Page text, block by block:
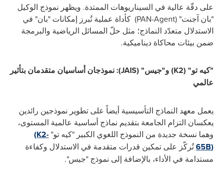
على دقّة عالية في السيناريوهات الممتدة. ويظهر نموذج الوكيل
"بان آجنت" (PAN-Agent
) كأداة عملية تُبرز إمكانات "بان" في
الاستدلال متعدّد النماذج؛ مثل حلّ المسائل الرياضية والبرمجة
ضمن بيئات محاكاة ديناميكية.
"كيه تو" (K2
)و"جيس" (JAIS): نموذجان أساسيان متقدمان بتأثير
عالمي
يعمل معهد النماذج التأسيسية أيضاًعلى تطوير نموذجين رائدين
يعكسان التزام الجامعة بتقديم نماذج أساسية عالمية المستوى،
وهما نسخة جديدة من النموذج اللغوي الكبير "كيه تو" (K2-
65B) تُركّز على تمكين قدرات متقدمة في الاستدلال وكفاءة
مستدامة في الأداء، بالإضافة إلى نموذج "جيس".